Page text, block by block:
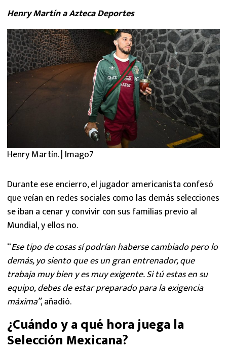
Henry Martín a Azteca Deportes
Henry Martín. | Imago7
Durante ese encierro, el jugador americanista confesó
que veían en redes sociales como las demás selecciones
se iban a cenar y convivir con sus familias previo al
Mundial, y ellos no.
“Ese tipo de cosas sí podrían haberse cambiado pero lo
demás, yo siento que es un gran entrenador, que
trabaja muy bien y es muy exigente. Si tú estas en su
equipo, debes de estar preparado para la exigencia
máxima”, añadió.
¿Cuándo y a qué hora juega la
Selección Mexicana?